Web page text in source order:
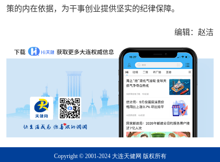
策的内在依据，为干事创业提供坚实的纪律保障。
编辑：赵洁